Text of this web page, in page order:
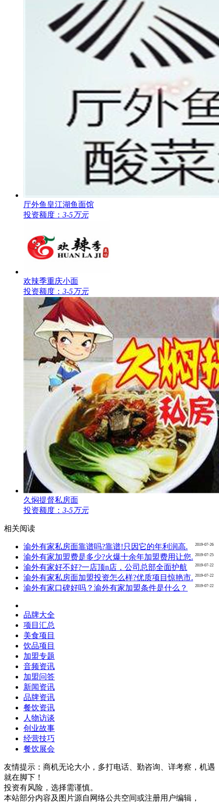
厅外鱼皇江湖鱼面馆
投资额度： 3-5万元
欢辣季重庆小面
投资额度： 3-5万元
久焖提督私房面
投资额度： 3-5万元
相关阅读
2019-07-26
渝外有家私房面靠谱吗?靠谱!只因它的年利润高.
2019-07-25
渝外有家加盟费是多少?火爆十余年加盟费用让您.
2019-07-22
渝外有家好不好?一店顶n店，公司总部全面护航
2019-07-22
渝外有家私房面加盟投资怎么样?优质项目惊艳市.
2019-07-22
渝外有家口碑好吗？渝外有家加盟条件是什么？
品牌大全
项目汇总
美食项目
饮品项目
加盟专题
音频资讯
加盟问答
新闻资讯
品牌资讯
餐饮资讯
人物访谈
创业故事
经营技巧
餐饮展会
友情提示：商机无论大小，多打电话、勤咨询、详考察，机遇
就在脚下！
投资有风险，选择需谨慎。
本站部分内容及图片源自网络公共空间或注册用户编辑，